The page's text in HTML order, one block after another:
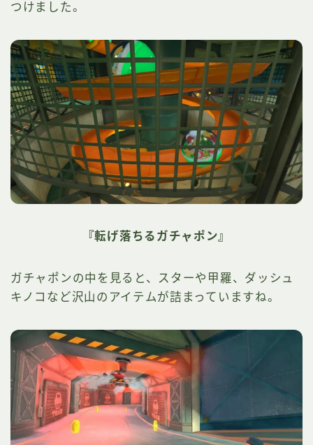
つけました。
『転げ落ちるガチャポン』
ガチャポンの中を見ると、スターや甲羅、ダッシュ
キノコなど沢山のアイテムが詰まっていますね。